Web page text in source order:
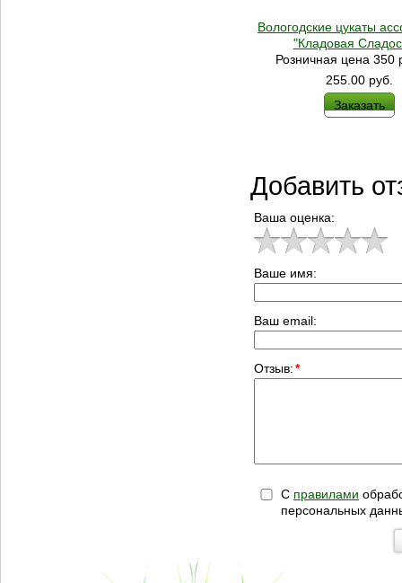
Вологодские цукаты
"Кладовая
Розничная цена 350
255.00 руб.
Заказать
Добавить
Ваша оценка:
Ваше имя:
Ваш email:
Отзыв:*
С правилами
персональных